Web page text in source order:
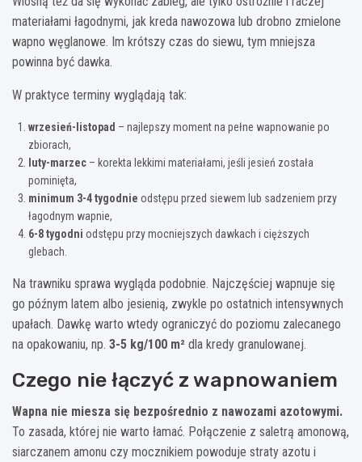
materiałami łagodnymi, jak kreda nawozowa lub drobno zmielone
wapno węglanowe. Im krótszy czas do siewu, tym mniejsza
powinna być dawka.
W praktyce terminy wyglądają tak:
wrzesień-listopad – najlepszy moment na pełne wapnowanie po
zbiorach,
luty-marzec – korekta lekkimi materiałami, jeśli jesień została
pominięta,
minimum 3-4 tygodnie odstępu przed siewem lub sadzeniem przy
łagodnym wapnie,
6-8 tygodni odstępu przy mocniejszych dawkach i cięższych
glebach.
Na trawniku sprawa wygląda podobnie. Najczęściej wapnuje się
go późnym latem albo jesienią, zwykle po ostatnich intensywnych
upałach. Dawkę warto wtedy ograniczyć do poziomu zalecanego
na opakowaniu, np. 3-5 kg/100 m² dla kredy granulowanej.
Czego nie łączyć z wapnowaniem
Wapna nie miesza się bezpośrednio z nawozami azotowymi.
To zasada, której nie warto łamać. Połączenie z saletrą amonową,
siarczanem amonu czy mocznikiem powoduje straty azotu i